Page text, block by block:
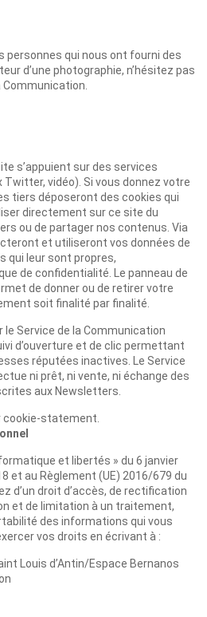
personnes qui nous ont fourni des
d’une photographie, n’hésitez pas
s’appuient sur des services
vidéo). Si vous donnez votre
tiers déposeront des cookies qui
directement sur ce site du
ou de partager nos contenus. Via
et utiliseront vos données de
qui leur sont propres,
de confidentialité. Le panneau de
de donner ou de retirer votre
soit finalité par finalité.
Service de la Communication
d’ouverture et de clic permettant
réputées inactives. Le Service
ni prêt, ni vente, ni échange des
aux Newsletters.
cookie-statement.
et libertés » du 6 janvier
et au Règlement (UE) 2016/679 du
d’un droit d’accès, de rectification
et de limitation à un traitement,
des informations qui vous
vos droits en écrivant à :
Louis d’Antin/Espace Bernanos